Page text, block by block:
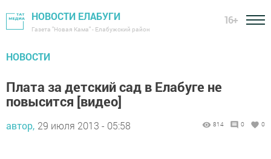
НОВОСТИ ЕЛАБУГИ
Газета "Новая Кама" - Елабужский район
16+
НОВОСТИ
Плата за детский сад в Елабуге не
повысится [видео]
автор, 29 июля 2013 - 05:58 814 0 0